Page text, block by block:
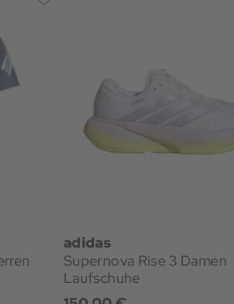
adidas
Supernova Rise 3 Damen
Laufschuhe